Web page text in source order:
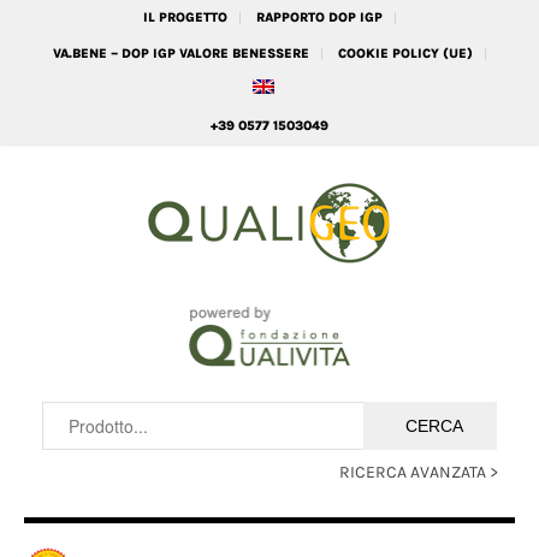
IL PROGETTO RAPPORTO DOP IGP
VA.BENE – DOP IGP VALORE BENESSERE COOKIE POLICY (UE)
+39 0577 1503049
RICERCA AVANZATA >